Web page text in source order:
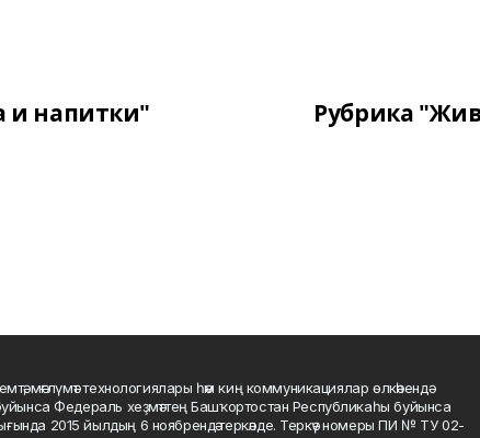
и напитки" Рубрика
мәғлүмәт технологиялары һәм киң коммуникациялар өлкәһендә
буйынса Федераль хеҙмәттең Башҡортостан Республикаһы буйынса
2015 йылдың 6 ноябрендә теркәлде. Теркәү номеры ПИ № ТУ 02-